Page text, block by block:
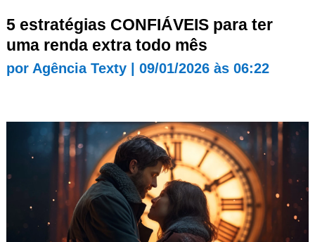
5 estratégias CONFIÁVEIS para ter
uma renda extra todo mês
por Agência Texty| 09/01/2026 às 06:22